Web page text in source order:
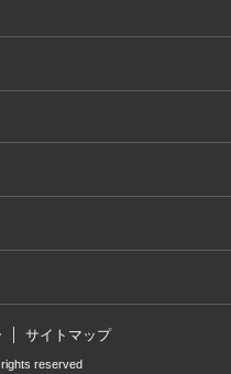
サイトマップ
reserved